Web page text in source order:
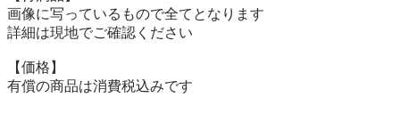
画像に写っているもので全てとなります
詳細は現地でご確認ください
【価格】
有償の商品は消費税込みです